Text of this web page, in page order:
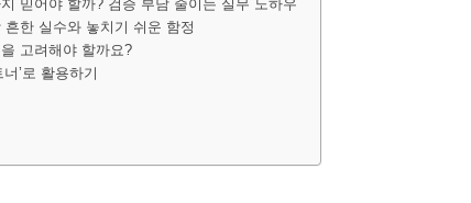
믿어야 할까? 검증 부담 줄이는 실무 노하우
한 실수와 놓치기 쉬운 함정
고려해야 할까요?
’로 활용하기